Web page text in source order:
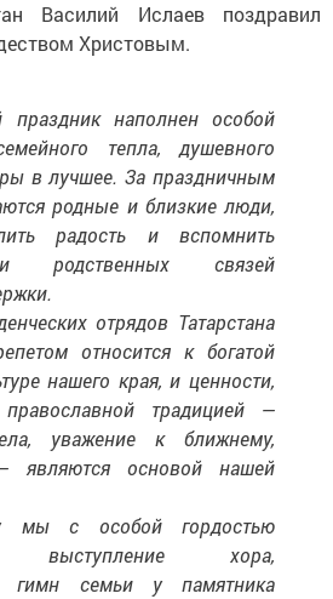
Василий Ислаев поздравил
Христовым.
праздник наполнен особой
тепла, душевного
в лучшее. За праздничным
родные и близкие люди,
радость и вспомнить
родственных связей
отрядов Татарстана
относится к богатой
нашего края, и ценности,
традицией —
уважение к ближнему,
являются основой нашей
мы с особой гордостью
выступление хора,
гимн семьи у памятника